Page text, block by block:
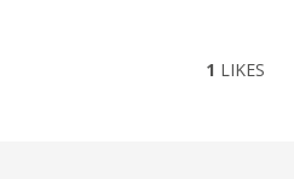
1 LIKES